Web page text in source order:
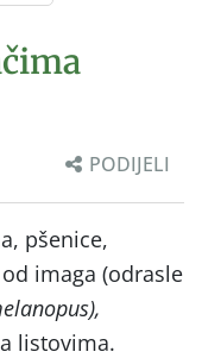
PODIJELI
pšenice,
imaga (odrasle
listovima.